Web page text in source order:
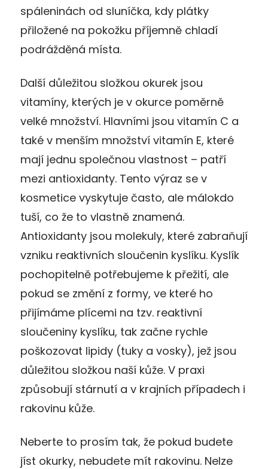
spáleninách od sluníčka, kdy plátky
přiložené na pokožku příjemně chladí
podrážděná místa.
Další důležitou složkou okurek jsou
vitamíny, kterých je v okurce poměrně
velké množství. Hlavními jsou vitamín C a
také v menším množství vitamín E, které
mají jednu společnou vlastnost – patří
mezi antioxidanty. Tento výraz se v
kosmetice vyskytuje často, ale málokdo
tuší, co že to vlastně znamená.
Antioxidanty jsou molekuly, které zabraňují
vzniku reaktivních sloučenin kyslíku. Kyslík
pochopitelně potřebujeme k přežití, ale
pokud se změní z formy, ve které ho
přijímáme plícemi na tzv. reaktivní
sloučeniny kyslíku, tak začne rychle
poškozovat lipidy (tuky a vosky), jež jsou
důležitou složkou naší kůže. V praxi
způsobují stárnutí a v krajních případech i
rakovinu kůže.
Neberte to prosím tak, že pokud budete
jíst okurky, nebudete mít rakovinu. Nelze